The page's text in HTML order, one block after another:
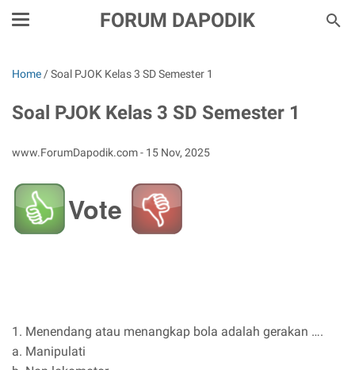
FORUM DAPODIK
Home /Soal PJOK Kelas 3 SD Semester 1
Soal PJOK Kelas 3 SD Semester 1
www.ForumDapodik.com - 15 Nov, 2025
Vote
1. Menendang atau menangkap bola adalah gerakan ….
a. Manipulati